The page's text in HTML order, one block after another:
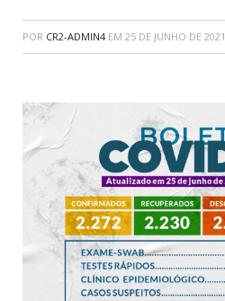
POR CR2-ADMIN4 EM 25 DE JUNHO DE 2021